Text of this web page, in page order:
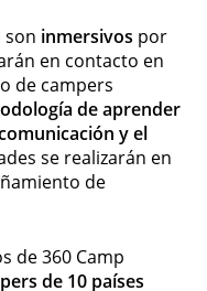
son inmersivos por
en contacto en
de campers
de aprender
y el
se realizarán en
de
de 360 Camp
de 10 países